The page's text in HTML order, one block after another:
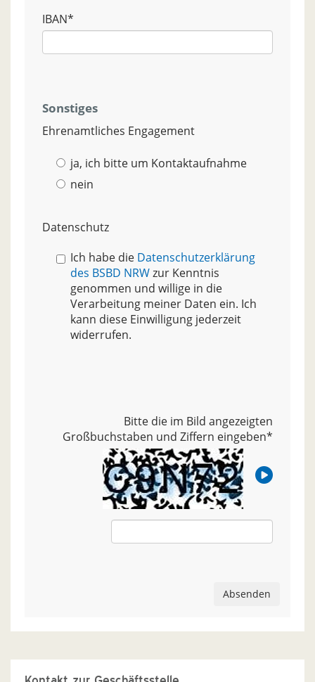
IBAN*
Sonstiges
Ehrenamtliches Engagement
ja, ich bitte um Kontaktaufnahme
nein
Datenschutz
Ich habe die Datenschutzerklärung
des BSBD NRWzur Kenntnis
genommen und willige in die
Verarbeitung meiner Daten ein. Ich
kann diese Einwilligung jederzeit
widerrufen.
Bitte die im Bild angezeigten
Großbuchstaben und Ziffern eingeben*
Absenden